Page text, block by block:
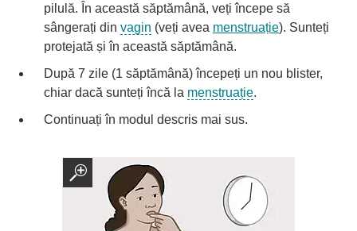
pilulă. În această săptămână, veți începe să
sângerați din vagin (veți avea menstruație). Sunteți
protejată și în această săptămână.
După 7 zile (1 săptămână) începeți un nou blister,
chiar dacă sunteți încă la menstruație.
Continuați în modul descris mai sus.